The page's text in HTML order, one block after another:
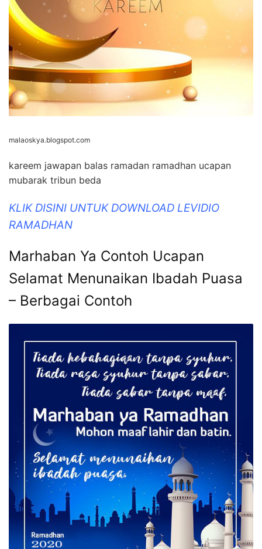
malaoskya.blogspot.com
kareem jawapan balas ramadan ramadhan ucapan
mubarak tribun beda
KLIK DISINI UNTUK DOWNLOAD LEVIDIO
RAMADHAN
Marhaban Ya Contoh Ucapan
Selamat Menunaikan Ibadah Puasa
– Berbagai Contoh